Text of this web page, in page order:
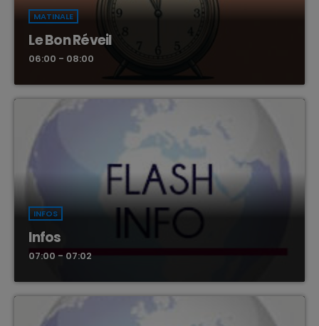
MATINALE
Le Bon Réveil
06:00 - 08:00
INFOS
Infos
07:00 - 07:02